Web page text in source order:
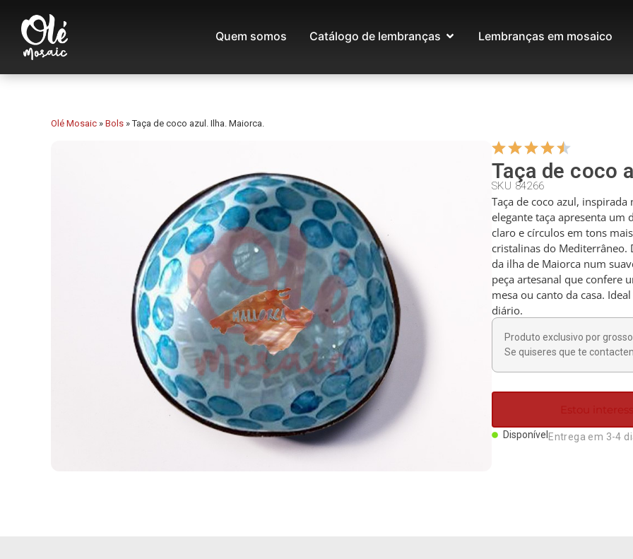
Quem somos Catálogo de lembranças Lembranças em mosaico
Olé Mosaic » Bols »Taça de coco azul. Ilha. Maiorca.
Taça de coco
SKU 84266
Taça de coco azul, inspirada
elegante taça apresenta um
claro e círculos em tons
cristalinas do
da ilha de Maiorca num
peça artesanal que confere
mesa ou canto da casa.
diário.
Produto exclusivo por grosso
Se quiseres que te
Estou
Disponível Entrega em 3-4